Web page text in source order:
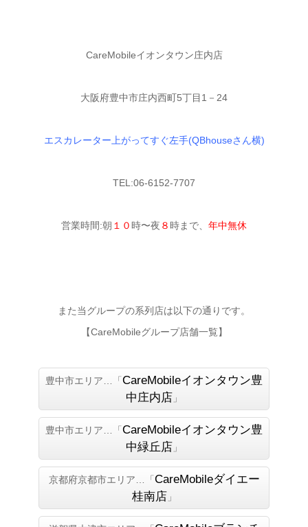
CareMobileイオンタウン庄内店
大阪府豊中市庄内西町5丁目1－24
エスカレーター上がってすぐ左手(QBhouseさん横)
TEL:06-6152-7707
営業時間:朝 １０ 時〜夜 ８ 時まで、 年中無休
また当グループの系列店は以下の通りです。
【CareMobileグループ店舗一覧】
豊中市エリア…「 CareMobileイオンタウン豊
中庄内店 」
豊中市エリア…「 CareMobileイオンタウン豊
中緑丘店 」
京都府京都市エリア…「 CareMobileダイエー
桂南店 」